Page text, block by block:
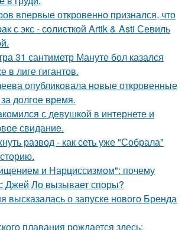
впервые откровенно признался, что
с экс - солисткой Artik & Asti Севиль
31 сантиметр Мануте бол казался
лиге гигантов.
опубликовала новые откровенные
долгое время.
с девушкой в интернете и
свидание.
развод - как сеть уже "Собрала"
и Нарциссизмом": почему
Джей Ло вызывает споры?
высказалась о запуске нового Бренда
плавания рождается здесь: